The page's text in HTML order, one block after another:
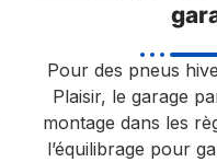
Pour des pneus
Plaisir, le garage
montage dans les
l’équilibrage pour